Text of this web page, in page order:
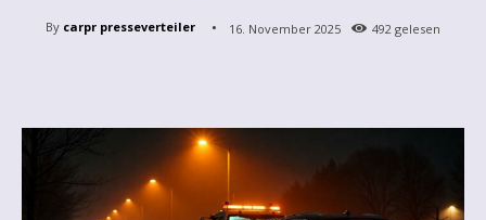
By carpr presseverteiler 16. November 2025 492 gelesen